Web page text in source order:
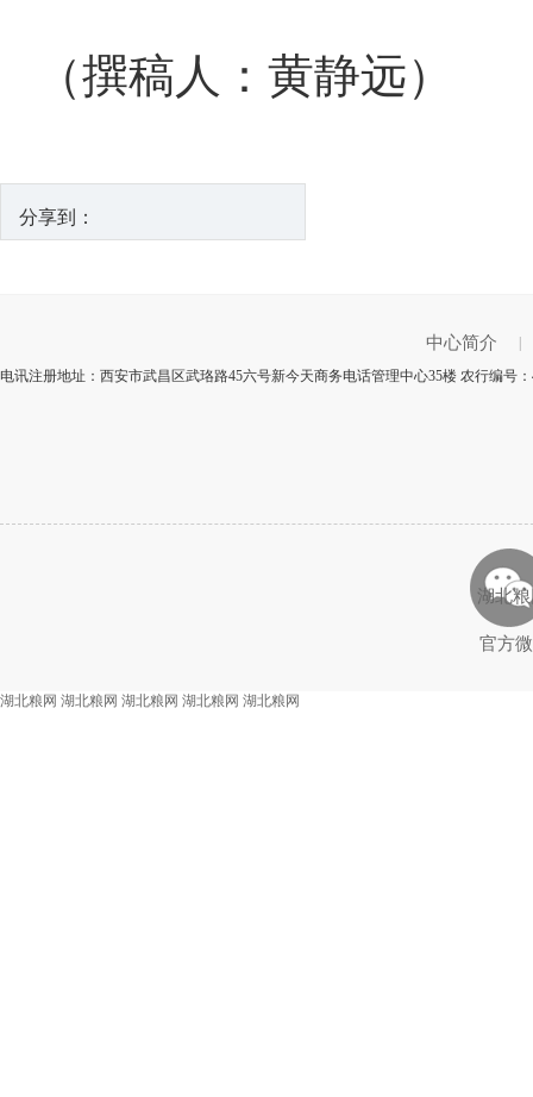
（撰稿人：黄静远）
分享到：
中心简介
电讯注册地址：西安市武昌区武珞路45六号新今天商务电话管理中心35楼 农行编号
湖北
官方
湖北粮网 湖北粮网 湖北粮网 湖北粮网 湖北粮网